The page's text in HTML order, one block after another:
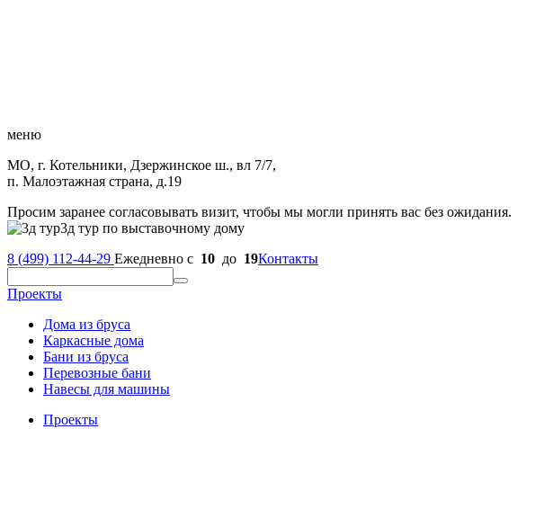
меню
МО, г. Котельники, Дзержинское ш., вл 7/7,
п. Малоэтажная страна, д.19
Просим заранее согласовывать визит, чтобы мы могли принять вас без ожидания.
3д тур по выставочному дому
8 (499) 112-44-29 Ежедневно с 10 до 19Контакты
Проекты
Дома из бруса
Каркасные дома
Бани из бруса
Перевозные бани
Навесы для машины
Проекты